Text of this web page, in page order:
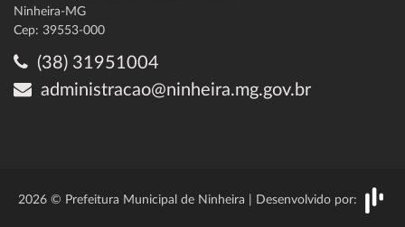
Ninheira-MG
Cep: 39553-000
(38) 31951004
administracao@ninheira.mg.gov.br
2026 © Prefeitura Municipal de Ninheira | Desenvolvido por: